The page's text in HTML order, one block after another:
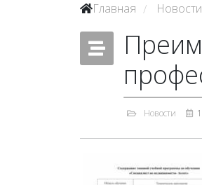
Главная / Новости
Новости